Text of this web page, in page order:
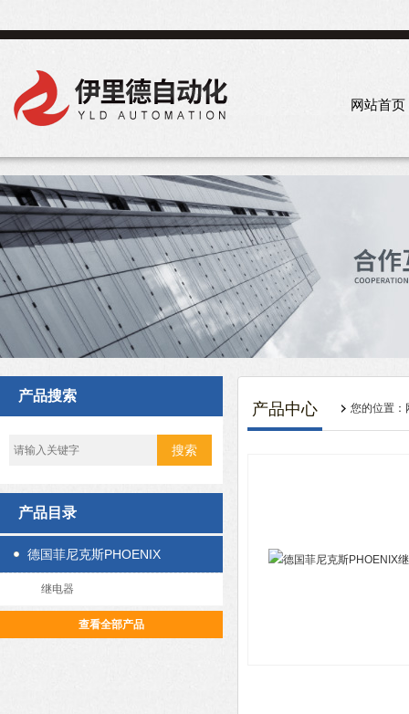
网站首页
产品搜索
产品目录
德国菲尼克斯PHOENIX
继电器
查看全部产品
产品中心 您的位置：